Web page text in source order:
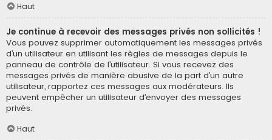
Haut
Je continue à recevoir des messages privés non sollicités !
Vous pouvez supprimer automatiquement les messages privés
d’un utilisateur en utilisant les règles de messages depuis le
panneau de contrôle de l’utilisateur. Si vous recevez des
messages privés de manière abusive de la part d’un autre
utilisateur, rapportez ces messages aux modérateurs. Ils
peuvent empêcher un utilisateur d’envoyer des messages
privés.
Haut